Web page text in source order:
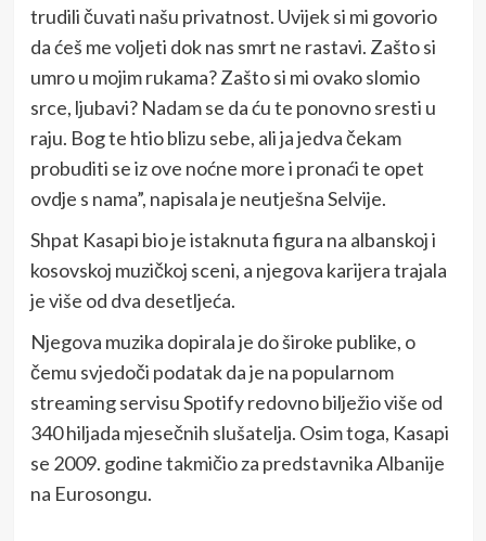
trudili čuvati našu privatnost. Uvijek si mi govorio
da ćeš me voljeti dok nas smrt ne rastavi. Zašto si
umro u mojim rukama? Zašto si mi ovako slomio
srce, ljubavi? Nadam se da ću te ponovno sresti u
raju. Bog te htio blizu sebe, ali ja jedva čekam
probuditi se iz ove noćne more i pronaći te opet
ovdje s nama”, napisala je neutješna Selvije.
Shpat Kasapi bio je istaknuta figura na albanskoj i
kosovskoj muzičkoj sceni, a njegova karijera trajala
je više od dva desetljeća.
Njegova muzika dopirala je do široke publike, o
čemu svjedoči podatak da je na popularnom
streaming servisu Spotify redovno bilježio više od
340 hiljada mjesečnih slušatelja. Osim toga, Kasapi
se 2009. godine takmičio za predstavnika Albanije
na Eurosongu.